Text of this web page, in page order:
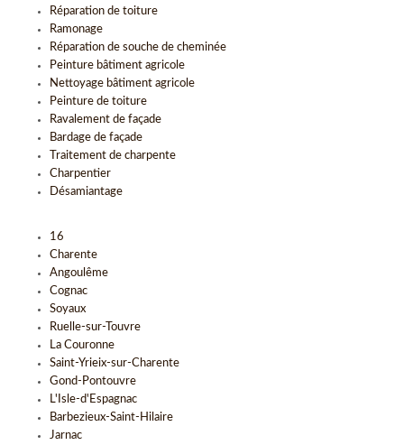
Réparation de toiture
Ramonage
Réparation de souche de cheminée
Peinture bâtiment agricole
Nettoyage bâtiment agricole
Peinture de toiture
Ravalement de façade
Bardage de façade
Traitement de charpente
Charpentier
Désamiantage
16
Charente
Angoulême
Cognac
Soyaux
Ruelle-sur-Touvre
La Couronne
Saint-Yrieix-sur-Charente
Gond-Pontouvre
L'Isle-d'Espagnac
Barbezieux-Saint-Hilaire
Jarnac